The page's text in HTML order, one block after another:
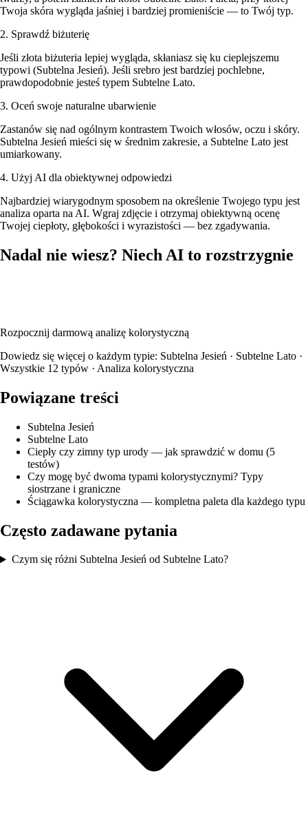
Twoja skóra wygląda jaśniej i bardziej promieniście — to Twój typ.
2. Sprawdź biżuterię
Jeśli złota biżuteria lepiej wygląda, skłaniasz się ku cieplejszemu
typowi (Subtelna Jesień). Jeśli srebro jest bardziej pochlebne,
prawdopodobnie jesteś typem Subtelne Lato.
3. Oceń swoje naturalne ubarwienie
Zastanów się nad ogólnym kontrastem Twoich włosów, oczu i skóry.
Subtelna Jesień mieści się w średnim zakresie, a Subtelne Lato jest
umiarkowany.
4. Użyj AI dla obiektywnej odpowiedzi
Najbardziej wiarygodnym sposobem na określenie Twojego typu jest
analiza oparta na AI. Wgraj zdjęcie i otrzymaj obiektywną ocenę
Twojej ciepłoty, głębokości i wyrazistości — bez zgadywania.
Nadal nie wiesz? Niech AI to rozstrzygnie
Rozpocznij darmową analizę kolorystyczną
Dowiedz się więcej o każdym typie: Subtelna Jesień · Subtelne Lato ·
Wszystkie 12 typów · Analiza kolorystyczna
Powiązane treści
Subtelna Jesień
Subtelne Lato
Ciepły czy zimny typ urody — jak sprawdzić w domu (5
testów)
Czy mogę być dwoma typami kolorystycznymi? Typy
siostrzane i graniczne
Ściągawka kolorystyczna — kompletna paleta dla każdego typu
Często zadawane pytania
Czym się różni Subtelna Jesień od Subtelne Lato?